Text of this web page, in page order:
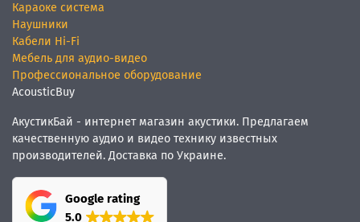
Караоке система
Наушники
Кабели Hi-Fi
Мебель для аудио-видео
Профессиональное оборудование
AcousticBuy
АкустикБай - интернет магазин акустики. Предлагаем
качественную аудио и видео технику известных
производителей. Доставка по Украине.
Google rating
5.0